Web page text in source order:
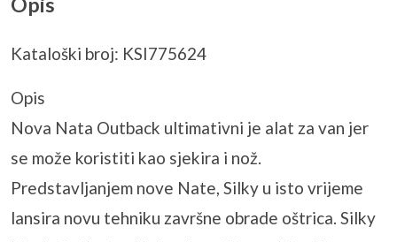
Kataloški broj: KSI775624
Opis
Nova Nata Outback ultimativni je alat za van jer
se može koristiti kao sjekira i nož.
Predstavljanjem nove Nate, Silky u isto vrijeme
lansira novu tehniku ​​završne obrade oštrica. Silky